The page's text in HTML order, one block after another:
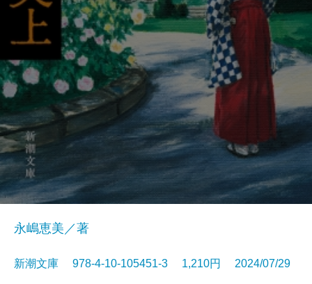
永嶋恵美／著
新潮文庫 978-4-10-105451-3 1,210円 2024/07/29